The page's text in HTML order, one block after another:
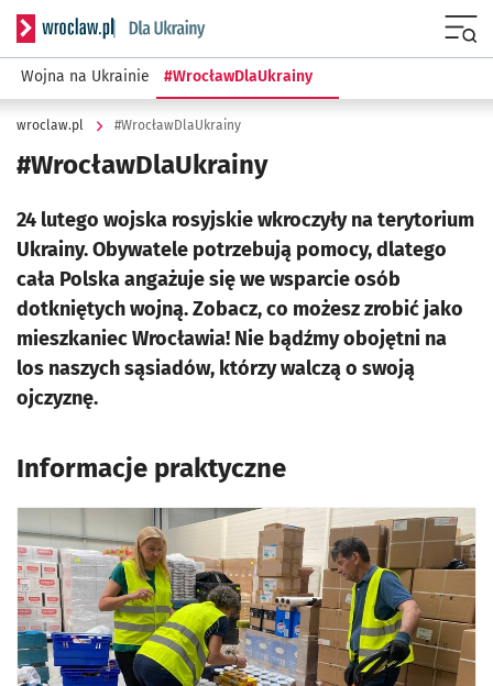
Serwis informacyjny wroclaw.pl podserwis: Pomagamy
Wojna na Ukrainie #WrocławDlaUkrainy
wroclaw.pl #WrocławDlaUkrainy
#WrocławDlaUkrainy
24 lutego wojska rosyjskie wkroczyły na terytorium
Ukrainy. Obywatele potrzebują pomocy, dlatego
cała Polska angażuje się we wsparcie osób
dotkniętych wojną. Zobacz, co możesz zrobić jako
mieszkaniec Wrocławia! Nie bądźmy obojętni na
los naszych sąsiadów, którzy walczą o swoją
ojczyznę.
Informacje praktyczne